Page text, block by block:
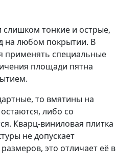
тонкие и острые,
на любом покрытии. В
применять специальные
площади пятна
то вмятины на
либо со
Кварц-виниловая плитка
не допускает
это отличает её в